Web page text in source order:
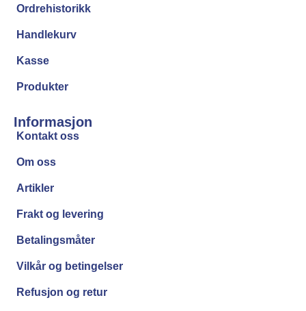
Ordrehistorikk
Handlekurv
Kasse
Produkter
Informasjon
Kontakt oss
Om oss
Artikler
Frakt og levering
Betalingsmåter
Vilkår og betingelser
Refusjon og retur